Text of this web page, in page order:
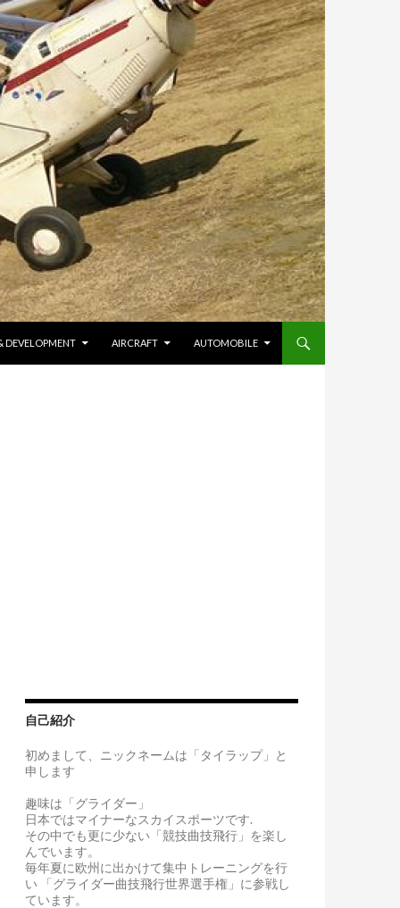
DEVELOPMENT AIRCRAFT AUTOMOBILE
自己紹介
初めまして、ニックネームは「タイラップ」と
申します
趣味は「グライダー」
日本ではマイナーなスカイスポーツです.
その中でも更に少ない「競技曲技飛行」を楽し
んでいます。
毎年夏に欧州に出かけて集中トレーニングを行
い 「グライダー曲技飛行世界選手権」に参戦し
ています。